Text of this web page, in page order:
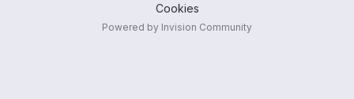
Cookies
Powered by Invision Community